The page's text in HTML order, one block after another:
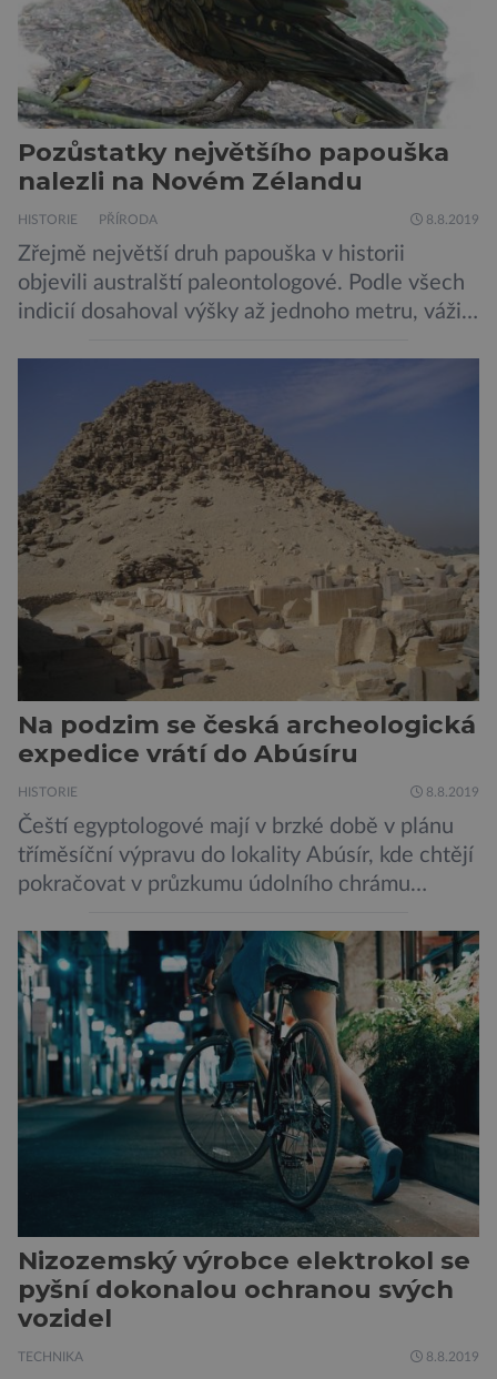
jednotlivých astronomických objektů, […]
Pozůstatky největšího papouška
nalezli na Novém Zélandu
HISTORIE PŘÍRODA 8.8.2019
Zřejmě největší druh papouška v historii
objevili australští paleontologové. Podle všech
indicií dosahoval výšky až jednoho metru, vážil
pojmenování Heracles inexpectatus a doba
jeho života je datována přibližně před 19
miliony lety. „Nový Zéland je dobře známý
svými velkými nelétavými ptáky. Dominantní
[…]
Na podzim se česká archeologická
expedice vrátí do Abúsíru
HISTORIE 8.8.2019
Čeští egyptologové mají v brzké době v plánu
tříměsíční výpravu do lokality Abúsír, kde chtějí
pokračovat v průzkumu údolního chrámu
Ceje. Lucie Jirásková z Českého
egyptologického ústavu FF UK řekla, že je
v plánu také zpracování vykopaných předmětů.
„V průběhu výzkumů není moc času na
zpracování nálezů. Necháváme si na to tedy
měsíc, kdy […]
Nizozemský výrobce elektrokol se
pyšní dokonalou ochranou svých
vozidel
TECHNIKA 8.8.2019